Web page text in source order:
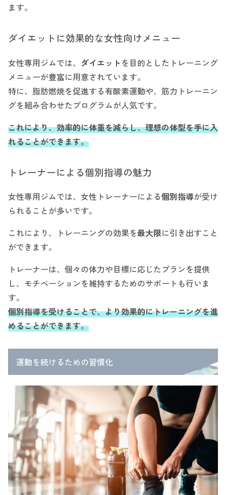
ます。
ダイエットに効果的な女性向けメニュー
女性専用ジムでは、 ダイエットを目的としたトレーニング
メニューが豊富に用意されています。
特に、脂肪燃焼を促進する有酸素運動や、筋力トレーニン
グを組み合わせたプログラムが人気です。
これにより、効率的に体重を減らし、理想の体型を手に入
れることができます。
トレーナーによる個別指導の魅力
女性専用ジムでは、女性トレーナーによる個別指導が受け
られることが多いです。
これにより、トレーニングの効果を最大限に引き出すこと
ができます。
トレーナーは、個々の体力や目標に応じたプランを提供
し、モチベーションを維持するためのサポートも行いま
す。
個別指導を受けることで、より効果的にトレーニングを進
めることができます。
運動を続けるための習慣化